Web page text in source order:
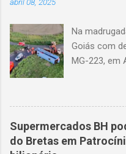
Na
Goiás com
MG-223, em
volta das
quando o
veículo,
capotou em
vítimas
Supermercados BH
do Bretas em